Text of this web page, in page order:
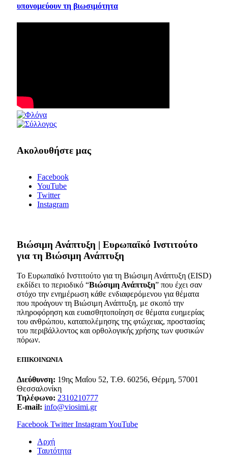
υπονομεύουν τη βιωσιμότητα
Ακολουθήστε μας
Facebook
YouTube
Twitter
Instagram
Bιώσιμη Ανάπτυξη | Ευρωπαϊκό Ινστιτούτο
για τη Βιώσιμη Ανάπτυξη
Το Ευρωπαϊκό Ινστιτούτο για τη Βιώσιμη Ανάπτυξη (EISD)
εκδίδει το περιοδικό “Βιώσιμη Ανάπτυξη” που έχει σαν
στόχο την ενημέρωση κάθε ενδιαφερόμενου για θέματα
που προάγουν τη Βιώσιμη Ανάπτυξη, με σκοπό την
πληροφόρηση και ευαισθητοποίηση σε θέματα ευημερίας
του ανθρώπου, καταπολέμησης της φτώχειας, προστασίας
του περιβάλλοντος και ορθολογικής χρήσης των φυσικών
πόρων.
ΕΠΙΚΟΙΝΩΝΙΑ
Διεύθυνση: 19ης Μαΐου 52, Τ.Θ. 60256, Θέρμη, 57001
Θεσσαλονίκη
Τηλέφωνο: 2310210777
E-mail: info@viosimi.gr
Facebook Twitter InstagramYouTube
Aρχή
Ταυτότητα